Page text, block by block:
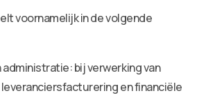
voornamelijk in de volgende
bij verwerking van
en financiële